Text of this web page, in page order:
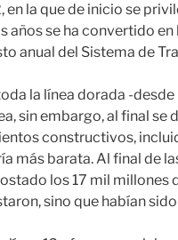
en la que de inicio se
años se ha convertido
anual del Sistema de
la línea dorada -
sin embargo, al final
constructivos,
más barata. Al final de
los 17 mil millones
sino que habían